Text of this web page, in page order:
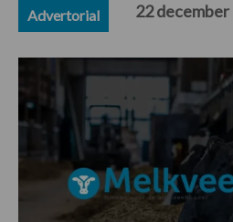
Advertorial 22 december